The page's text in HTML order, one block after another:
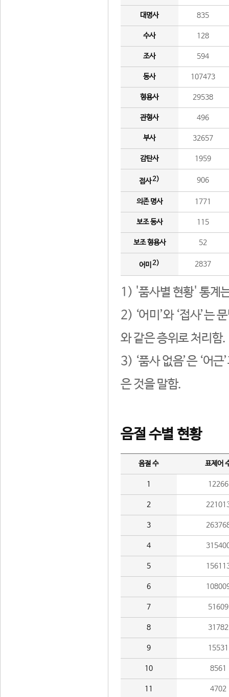
대명사 835
수사 128
조사 594
동사 107473
형용사 29538
관형사 496
부사 32657
감탄사 1959
접사2) 906
의존 명사 1771
보조 동사 115
보조 형용사 52
어미 2) 2837
1) '품사별 현황' 통계
2) ‘어미’와 ‘접사’는
와 같은 층위로 처리함.
3) ‘품사 없음’은 ‘어
은 것을 말함.
음절 수별 현황
음절 수 표제어
1 12266
2
3
4
5
6
7 51609
8 31782
9 15531
10 8561
11 4702